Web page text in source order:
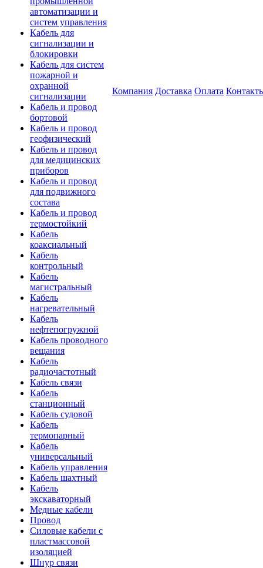
автоматизации и
систем управления
Кабель для
сигнализации и
блокировки
Кабель для систем
пожарной и
охранной
сигнализации
Кабель и провод
бортовой
Кабель и провод
геофизический
Кабель и провод
для медицинских
приборов
Кабель и провод
для подвижного
состава
Кабель и провод
термостойкий
Кабель
коаксиальный
Кабель
контрольный
Кабель
магистральный
Кабель
нагревательный
Кабель
нефтепогружной
Кабель проводного
вещания
Кабель
радиочастотный
Кабель связи
Кабель
станционный
Кабель судовой
Кабель
термопарный
Кабель
универсальный
Кабель управления
Кабель шахтный
Кабель
экскаваторный
Медные кабели
Провод
Силовые кабели с
пластмассовой
изоляцией
Шнур связи
Компания Доставка Оплата